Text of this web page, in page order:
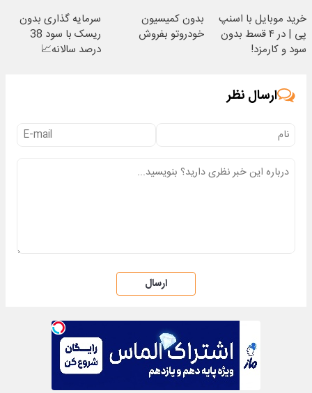
خرید موبایل با اسنپ
پی | در ۴ قسط بدون
سود و کارمزد!
بدون کمیسیون
خودروتو بفروش
سرمایه گذاری بدون
ریسک با سود 38
درصد سالانه📈
ارسال نظر
ارسال